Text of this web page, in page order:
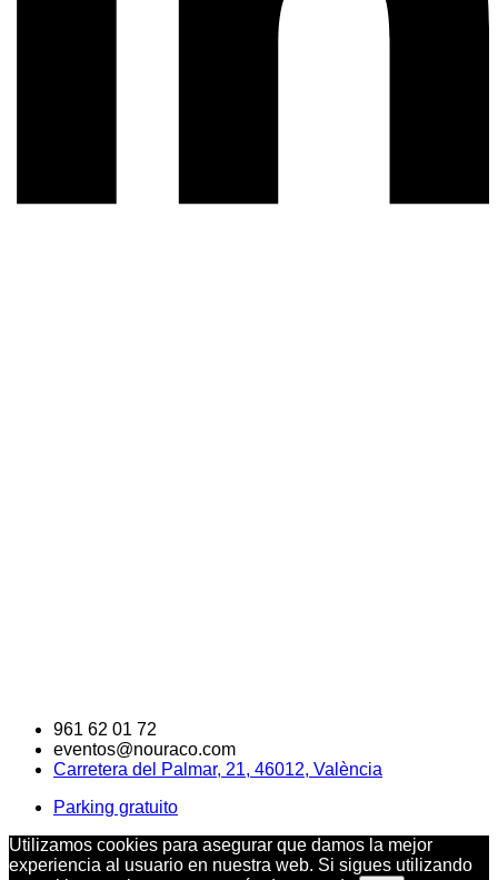
961 62 01 72
eventos@nouraco.com
Carretera del Palmar, 21, 46012, València
Parking gratuito
Utilizamos cookies para asegurar que damos la mejor
experiencia al usuario en nuestra web. Si sigues utilizando